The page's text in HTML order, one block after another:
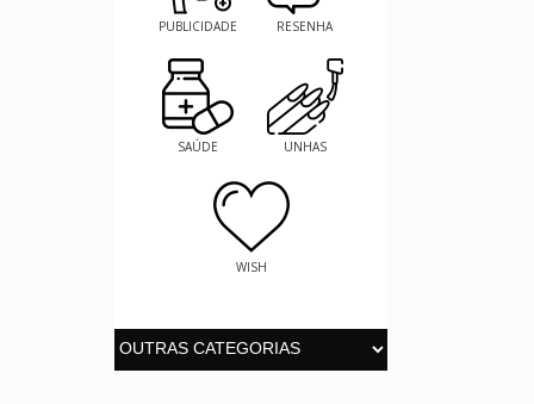
PUBLICIDADE RESENHA
SAÚDE UNHAS
WISH